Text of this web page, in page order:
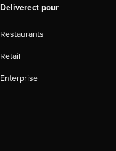
Deliverect pour
Restaurants
Retail
Enterprise